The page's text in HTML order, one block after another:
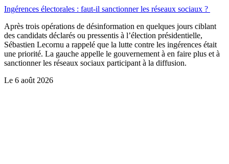
Ingérences électorales : faut-il sanctionner les réseaux sociaux ?
Après trois opérations de désinformation en quelques jours ciblant
des candidats déclarés ou pressentis à l’élection présidentielle,
Sébastien Lecornu a rappelé que la lutte contre les ingérences était
une priorité. La gauche appelle le gouvernement à en faire plus et à
sanctionner les réseaux sociaux participant à la diffusion.
Le 6 août 2026